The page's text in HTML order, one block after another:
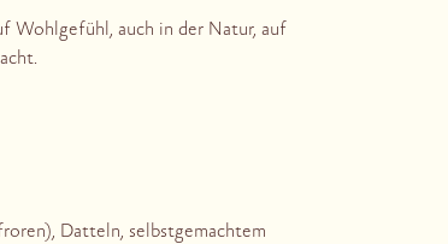
Wohlgefühl, auch in der Natur, auf
Datteln, selbstgemachtem